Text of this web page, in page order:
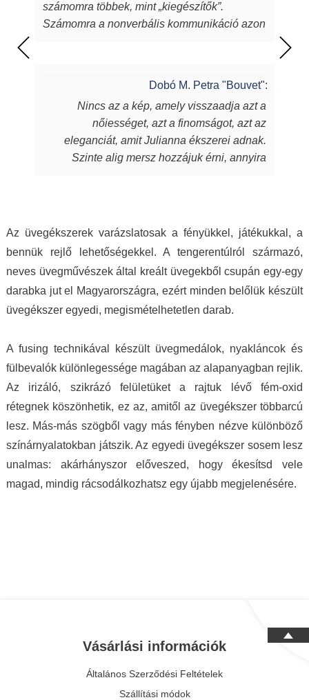
számomra többek, mint „kiegészítők”.
Számomra a nonverbális kommunikáció azon
egyediek, csodaszépek, igényesek,
sugározzák az alkotójuk által belevitt
energiát, szeretetet, amit készítőjük alkotás
során beletett. Szeretem a kincseit, viselem
nap mint nap, melyek során magabiztosabb,
stílust adnak viselőjüknek. Ha a „waooo
érzést” az itt olvasó ismeri…akkor tudja miről
is beszélek. Mindenkinek ilyet kívánok, neked
Dobó M. Petra "Bouvet":
Nincs az a kép, amely visszaadja azt a
nőiességet, azt a finomságot, azt az
eleganciát, amit Julianna ékszerei adnak.
Szinte alig mersz hozzájuk érni, annyira
hordasz épp, akár hétköznapi laza stílust,
nagyon elegánsat, az ékszertől te leszel a
királylány. Varázslat ám, ebben egészen
biztos vagyok.
Az üvegékszerek varázslatosak a fényükkel, játékukkal, a
bennük rejlő lehetőségekkel. A tengerentúlról származó,
neves üvegművészek által kreált üvegekből csupán egy-egy
darabka jut el Magyarországra, ezért minden belőlük készült
üvegékszer egyedi, megismételhetetlen darab.
A fusing technikával készült üvegmedálok, nyakláncok és
fülbevalók különlegessége magában az alapanyagban rejlik.
Az irizáló, szikrázó felületüket a rajtuk lévő fém-oxid
rétegnek köszönhetik, ez az, amitől az üvegékszer többarcú
lesz. Más-más szögből vagy más fényben nézve különböző
színárnyalatokban játszik. Az egyedi üvegékszer sosem lesz
unalmas: akárhányszor előveszed, hogy ékesítsd vele
magad, mindig rácsodálkozhatsz egy újabb megjelenésére.
Vásárlási információk
Általános Szerződési Feltételek
Szállítási módok